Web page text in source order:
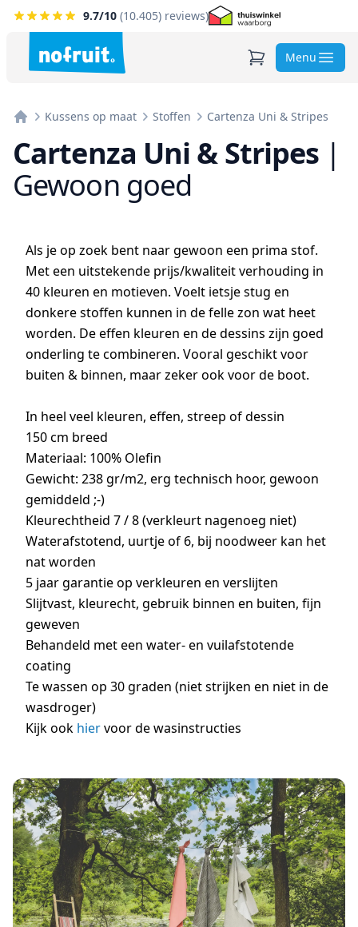
9.7/10 (10.405) reviews)
Menu
Kussens op maat Stoffen Cartenza Uni & Stripes
Cartenza Uni & Stripes |
Gewoon goed
Als je op zoek bent naar gewoon een prima stof.
Met een uitstekende prijs/kwaliteit verhouding in
40 kleuren en motieven. Voelt ietsje stug en
donkere stoffen kunnen in de felle zon wat heet
worden. De effen kleuren en de dessins zijn goed
onderling te combineren. Vooral geschikt voor
buiten & binnen, maar zeker ook voor de boot.
In heel veel kleuren, effen, streep of dessin
150 cm breed
Materiaal: 100% Olefin
Gewicht: 238 gr/m2, erg technisch hoor, gewoon
gemiddeld ;-)
Kleurechtheid 7 / 8 (verkleurt nagenoeg niet)
Waterafstotend, uurtje of 6, bij noodweer kan het
nat worden
5 jaar garantie op verkleuren en verslijten
Slijtvast, kleurecht, gebruik binnen en buiten, fijn
geweven
Behandeld met een water- en vuilafstotende
coating
Te wassen op 30 graden (niet strijken en niet in de
wasdroger)
Kijk ook hiervoor de wasinstructies